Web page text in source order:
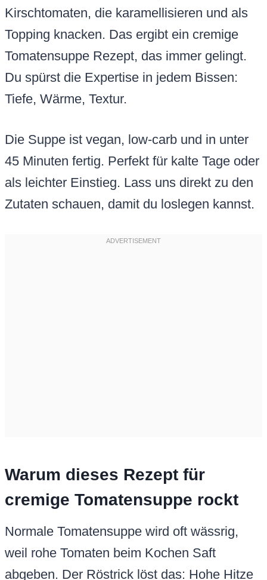
Kirschtomaten, die karamellisieren und als
Topping knacken. Das ergibt ein cremige
Tomatensuppe Rezept, das immer gelingt.
Du spürst die Expertise in jedem Bissen:
Tiefe, Wärme, Textur.
Die Suppe ist vegan, low-carb und in unter
45 Minuten fertig. Perfekt für kalte Tage oder
als leichter Einstieg. Lass uns direkt zu den
Zutaten schauen, damit du loslegen kannst.
Warum dieses Rezept für
cremige Tomatensuppe rockt
Normale Tomatensuppe wird oft wässrig,
weil rohe Tomaten beim Kochen Saft
abgeben. Der Röstrick löst das: Hohe Hitze